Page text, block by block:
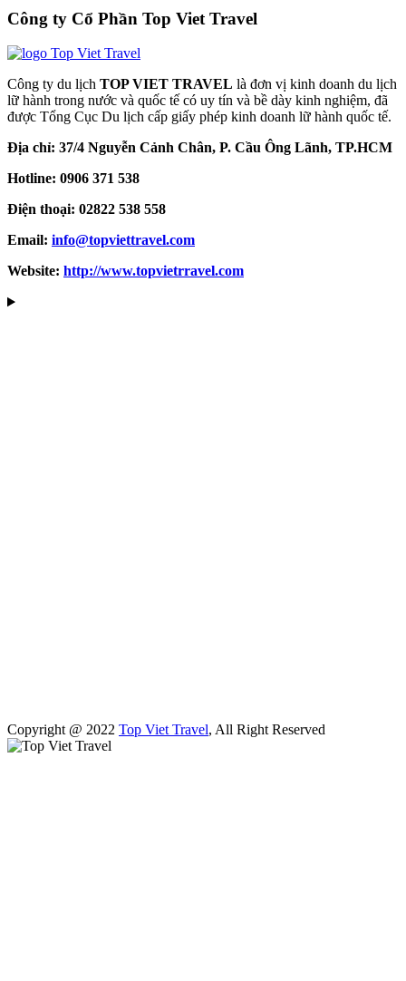
Công ty Cổ Phần Top Viet Travel
Công ty du lịch TOP VIET TRAVEL là đơn vị kinh doanh du lịch
lữ hành trong nước và quốc tế có uy tín và bề dày kinh nghiệm, đã
được Tổng Cục Du lịch cấp giấy phép kinh doanh lữ hành quốc tế.
Địa chỉ: 37/4 Nguyễn Cảnh Chân, P. Cầu Ông Lãnh, TP.HCM
Hotline: 0906 371 538
Điện thoại: 02822 538 558
Email: info@topviettravel.com
Website: http://www.topvietrravel.com
Copyright @ 2022 Top Viet Travel, All Right Reserved